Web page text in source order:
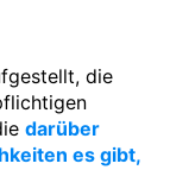
die
darüber
es gibt,